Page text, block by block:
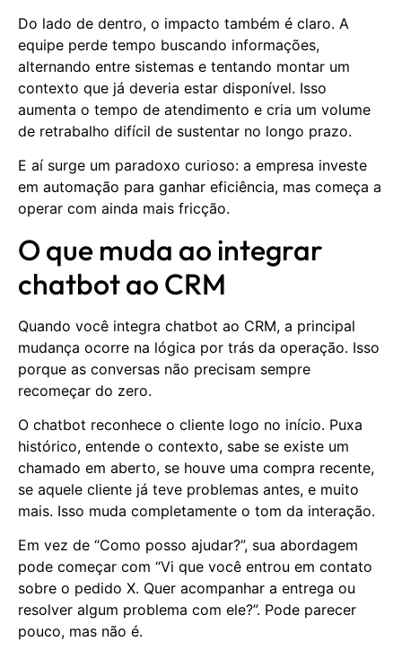
Do lado de dentro, o impacto também é claro. A
equipe perde tempo buscando informações,
alternando entre sistemas e tentando montar um
contexto que já deveria estar disponível. Isso
aumenta o tempo de atendimento e cria um volume
de retrabalho difícil de sustentar no longo prazo.
E aí surge um paradoxo curioso: a empresa investe
em automação para ganhar eficiência, mas começa a
operar com ainda mais fricção.
O que muda ao integrar
chatbot ao CRM
Quando você integra chatbot ao CRM, a principal
mudança ocorre na lógica por trás da operação. Isso
porque as conversas não precisam sempre
recomeçar do zero.
O chatbot reconhece o cliente logo no início. Puxa
histórico, entende o contexto, sabe se existe um
chamado em aberto, se houve uma compra recente,
se aquele cliente já teve problemas antes, e muito
mais. Isso muda completamente o tom da interação.
Em vez de “Como posso ajudar?”, sua abordagem
pode começar com “Vi que você entrou em contato
sobre o pedido X. Quer acompanhar a entrega ou
resolver algum problema com ele?”. Pode parecer
pouco, mas não é.